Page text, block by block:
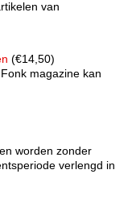
van
(€14,50)
magazine kan
worden zonder
verlengd in